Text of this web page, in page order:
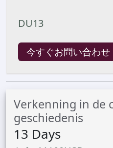
DU13
今すぐお問い合わせ
Verkenning in de
geschiedenis
13 Days